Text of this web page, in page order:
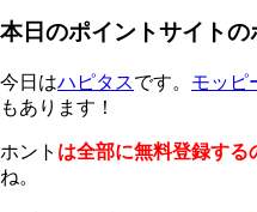
本日のポイントサイトの
今日はハピタスです。 モッピ
もあります！
ホント は全部に無料登録する
ね。